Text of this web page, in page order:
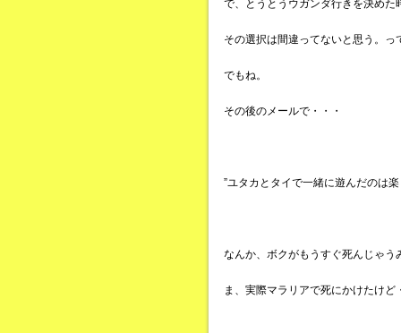
で、とうとうウガンダ行きを決めた
その選択は間違ってないと思う。っ
でもね。
その後のメールで・・・
”ユタカとタイで一緒に遊んだのは
なんか、ボクがもうすぐ死んじゃう
ま、実際マラリアで死にかけたけど